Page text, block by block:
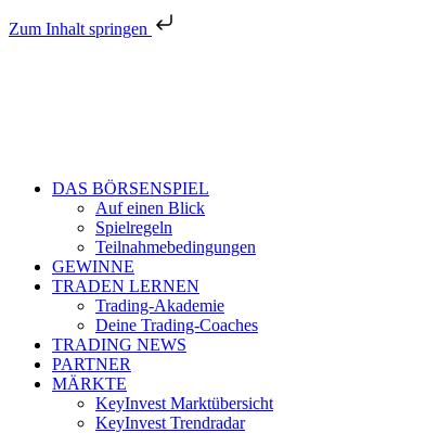
Zum Inhalt springen
DAS BÖRSENSPIEL
Auf einen Blick
Spielregeln
Teilnahmebedingungen
GEWINNE
TRADEN LERNEN
Trading-Akademie
Deine Trading-Coaches
TRADING NEWS
PARTNER
MÄRKTE
KeyInvest Marktübersicht
KeyInvest Trendradar